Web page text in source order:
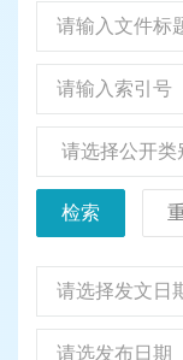
检索